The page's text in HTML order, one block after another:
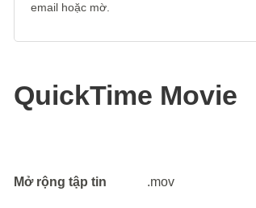
email hoặc mờ.
QuickTime Movie
Mở rộng tập tin .mov